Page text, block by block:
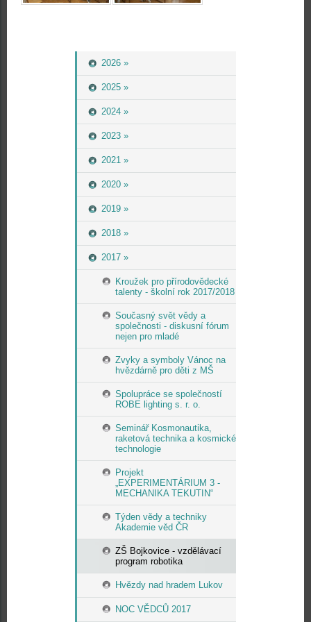
2026 »
2025 »
2024 »
2023 »
2021 »
2020 »
2019 »
2018 »
2017 »
Kroužek pro přírodovědecké
talenty - školní rok 2017/2018
Současný svět vědy a
společnosti - diskusní fórum
nejen pro mladé
Zvyky a symboly Vánoc na
hvězdárně pro děti z MŠ
Spolupráce se společností
ROBE lighting s. r. o.
Seminář Kosmonautika,
raketová technika a kosmické
technologie
Projekt
„EXPERIMENTÁRIUM 3 -
MECHANIKA TEKUTIN“
Týden vědy a techniky
Akademie věd ČR
ZŠ Bojkovice - vzdělávací
program robotika
Hvězdy nad hradem Lukov
NOC VĚDCŮ 2017